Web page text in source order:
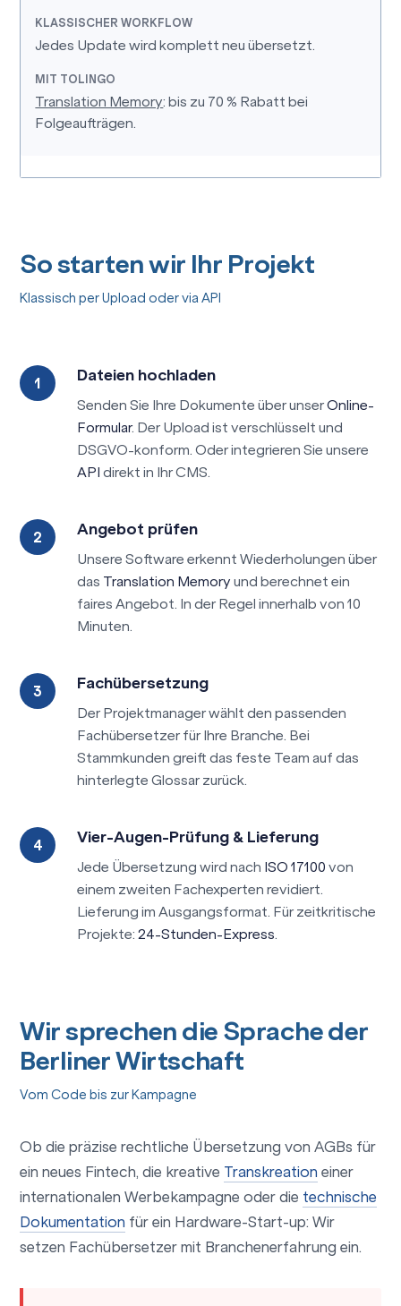
Jedes Update wird komplett neu übersetzt.
Translation Memory: bis zu 70 % Rabatt bei
Folgeaufträgen.
So starten wir Ihr Projekt
Klassisch per Upload oder via API
Dateien hochladen
Senden Sie Ihre Dokumente über unserOnline-
Formular. Der Upload ist verschlüsselt und
DSGVO-konform. Oder integrieren Sie unsere
API direkt in Ihr CMS.
Angebot prüfen
Unsere Software erkennt Wiederholungen über
das Translation Memory und berechnet ein
faires Angebot. In der Regel innerhalb von 10
Minuten.
Fachübersetzung
Der Projektmanager wählt den passenden
Fachübersetzer für Ihre Branche. Bei
Stammkunden greift das feste Team auf das
hinterlegte Glossar zurück.
Vier-Augen-Prüfung & Lieferung
Jede Übersetzung wird nach ISO 17100 von
einem zweiten Fachexperten revidiert.
Lieferung im Ausgangsformat. Für zeitkritische
Projekte:24-Stunden-Express.
Wir sprechen die Sprache der
Berliner Wirtschaft
Vom Code bis zur Kampagne
Ob die präzise rechtliche Übersetzung von AGBs für
ein neues Fintech, die kreative Transkreation einer
internationalen Werbekampagne oder die technische
Dokumentation für ein Hardware-Start-up: Wir
setzen Fachübersetzer mit Branchenerfahrung ein.